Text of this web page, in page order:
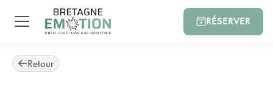
RÉSERVER
Retour